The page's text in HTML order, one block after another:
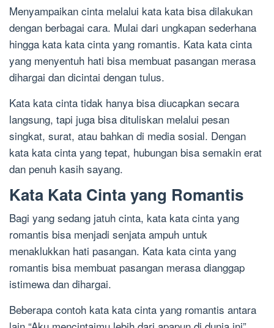
Menyampaikan cinta melalui kata kata bisa dilakukan
dengan berbagai cara. Mulai dari ungkapan sederhana
hingga kata kata cinta yang romantis. Kata kata cinta
yang menyentuh hati bisa membuat pasangan merasa
dihargai dan dicintai dengan tulus.
Kata kata cinta tidak hanya bisa diucapkan secara
langsung, tapi juga bisa dituliskan melalui pesan
singkat, surat, atau bahkan di media sosial. Dengan
kata kata cinta yang tepat, hubungan bisa semakin erat
dan penuh kasih sayang.
Kata Kata Cinta yang Romantis
Bagi yang sedang jatuh cinta, kata kata cinta yang
romantis bisa menjadi senjata ampuh untuk
menaklukkan hati pasangan. Kata kata cinta yang
romantis bisa membuat pasangan merasa dianggap
istimewa dan dihargai.
Beberapa contoh kata kata cinta yang romantis antara